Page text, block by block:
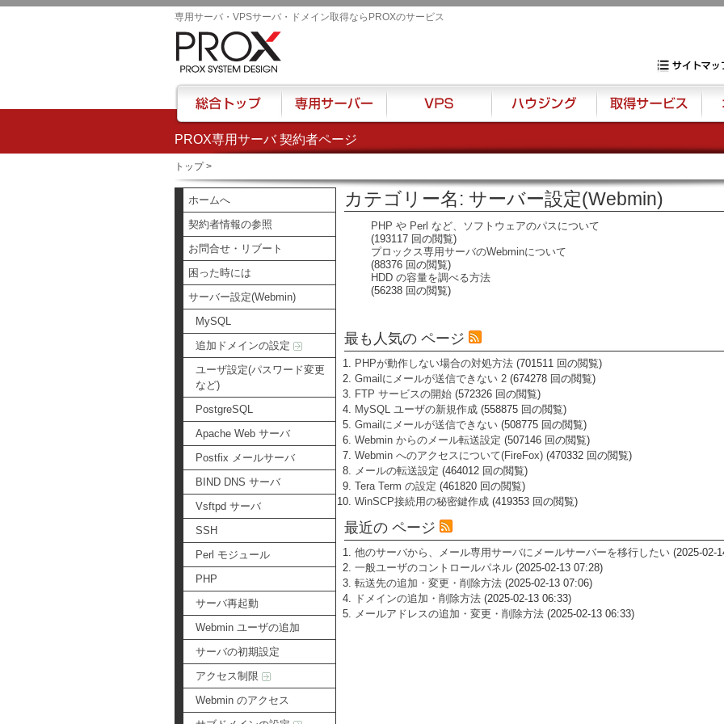
PROX専用サーバ 契約者ページ
専用サーバ・VPSサーバ・ドメイン取得ならPROXのサービス
トップ>
ホームへ
契約者情報の参照
お問合せ・リブート
困った時には
サーバー設定(Webmin)
MySQL
追加ドメインの設定
ユーザ設定(パスワード変更
など)
PostgreSQL
Apache Web サーバ
Postfix メールサーバ
BIND DNS サーバ
Vsftpd サーバ
SSH
Perl モジュール
PHP
サーバ再起動
Webmin ユーザの追加
サーバの初期設定
アクセス制限
Webmin のアクセス
カテゴリー名: サーバー設定(Webmin)
PHP や Perl など、ソフトウェアのパスについて
(193117 回の閲覧)
プロックス専用サーバのWebminについて
(88376 回の閲覧)
HDD の容量を調べる方法
(56238 回の閲覧)
最も人気の ページ
PHPが動作しない場合の対処方法(701511 回の閲覧)
Gmailにメールが送信できない 2(674278 回の閲覧)
FTP サービスの開始(572326 回の閲覧)
MySQL ユーザの新規作成(558875 回の閲覧)
Gmailにメールが送信できない(508775 回の閲覧)
Webmin からのメール転送設定 (507146 回の閲覧)
Webmin へのアクセスについて(FireFox)(470332 回の閲覧)
メールの転送設定 (464012 回の閲覧)
Tera Term の設定 (461820 回の閲覧)
WinSCP接続用の秘密鍵作成(419353 回の閲覧)
最近の ページ
他のサーバから、メール専用サーバにメールサーバーを移行したい(2025-02-
一般ユーザのコントロールパネル(2025-02-13 07:28)
転送先の追加・変更・削除方法(2025-02-13 07:06)
ドメインの追加・削除方法(2025-02-13 06:33)
メールアドレスの追加・変更・削除方法(2025-02-13 06:33)
総合トップ 専用サーバー VPS ハウジング 取得サービス オプ